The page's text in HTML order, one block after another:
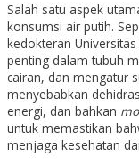
Salah satu aspek
konsumsi air putih.
kedokteran
penting dalam tubuh
cairan, dan mengatur
menyebabkan
energi, dan bahkan
untuk memastikan
menjaga kesehatan